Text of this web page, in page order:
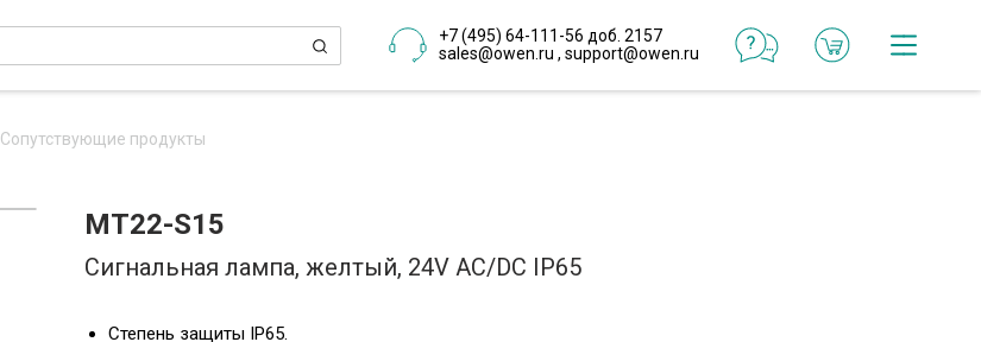
+7 (495) 64-111-56 доб. 2157
sales@owen.ru , support@owen.ru
Сопутствующие продукты
MT22-S15
Сигнальная лампа, желтый, 24V AC/DC IP65
Степень защиты IP65.